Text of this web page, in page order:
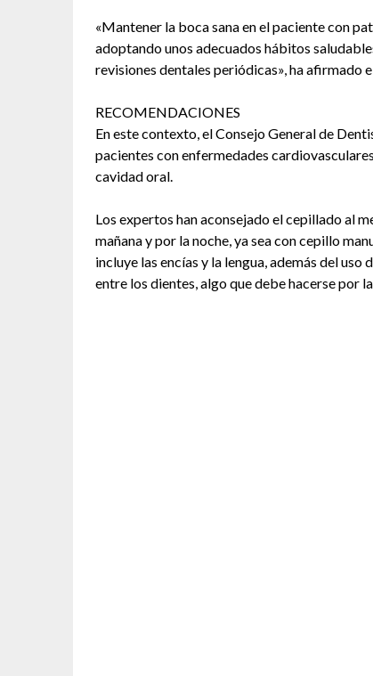
«Mantener la boca sana en el paciente con
adoptando unos adecuados hábitos
revisiones dentales periódicas», ha afirmado
RECOMENDACIONES
En este contexto, el Consejo General de
pacientes con enfermedades
cavidad oral.
Los expertos han aconsejado el cepillado al
mañana y por la noche, ya sea con cepillo
incluye las encías y la lengua, además del
entre los dientes, algo que debe hacerse por